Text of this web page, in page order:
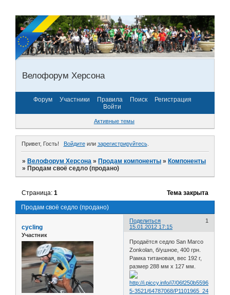
Велофорум Херсона
Форум Участники Правила Поиск
Регистрация
Войти
Активные темы
Привет, Гость! Войдитеили зарегистрируйтесь.
»Велофорум Херсона »Продам компоненты »Компоненты
»Продам своё седло (продано)
Продам своё седло (продано)
Страница:1 Тема закрыта
Поделиться
1
15.01.2012 17:15
cycling
Участник
Продаётся седло San Marco
Zonkolan, б/ушное, 400 грн.
Рамка титановая, вес 192 г,
размер 288 мм x 127 мм.